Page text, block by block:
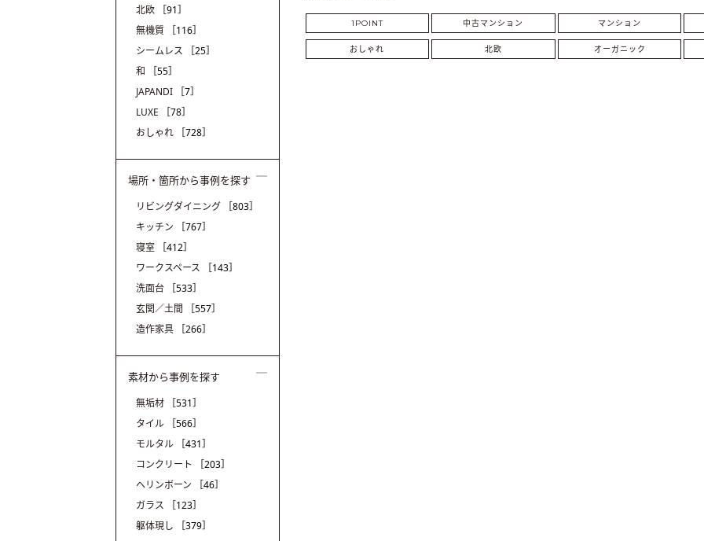
1POINT 中古マンション マンション
おしゃれ 北欧 オーガニック
北欧
［91］
無機質
［116］
シームレス
［25］
和
［55］
JAPANDI
［7］
LUXE
［78］
おしゃれ
［728］
場所・箇所から事例を探す
リビングダイニング
［803］
キッチン
［767］
寝室
［412］
ワークスペース
［143］
洗面台
［533］
玄関／土間
［557］
造作家具
［266］
素材から事例を探す
無垢材
［531］
タイル
［566］
モルタル
［431］
コンクリート
［203］
ヘリンボーン
［46］
ガラス
［123］
躯体現し
［379］